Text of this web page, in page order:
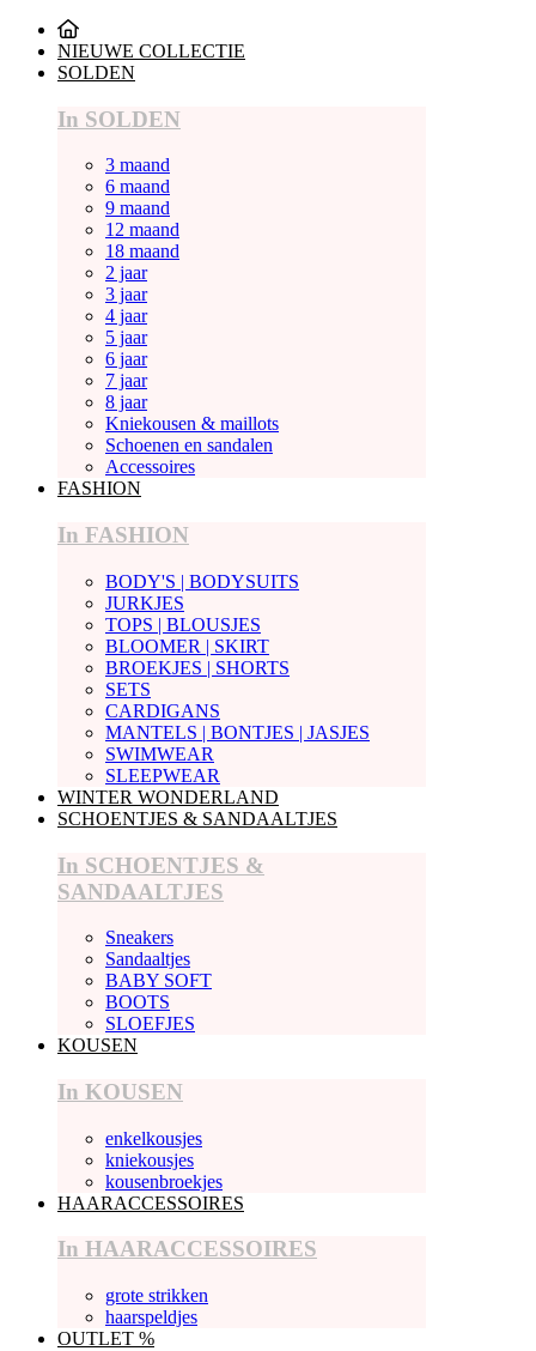
NIEUWE COLLECTIE
SOLDEN
In SOLDEN
3 maand
6 maand
9 maand
12 maand
18 maand
2 jaar
3 jaar
4 jaar
5 jaar
6 jaar
7 jaar
8 jaar
Kniekousen & maillots
Schoenen en sandalen
Accessoires
FASHION
In FASHION
BODY'S | BODYSUITS
JURKJES
TOPS | BLOUSJES
BLOOMER | SKIRT
BROEKJES | SHORTS
SETS
CARDIGANS
MANTELS | BONTJES | JASJES
SWIMWEAR
SLEEPWEAR
WINTER WONDERLAND
SCHOENTJES & SANDAALTJES
In SCHOENTJES &
SANDAALTJES
Sneakers
Sandaaltjes
BABY SOFT
BOOTS
SLOEFJES
KOUSEN
In KOUSEN
enkelkousjes
kniekousjes
kousenbroekjes
HAARACCESSOIRES
In HAARACCESSOIRES
grote strikken
haarspeldjes
OUTLET %